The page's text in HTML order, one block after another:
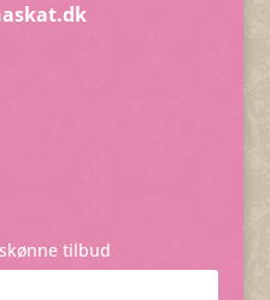
tilbud